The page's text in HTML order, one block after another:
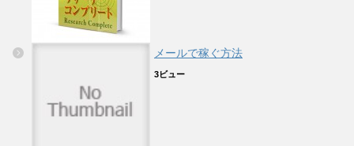
メールで稼ぐ方法
3ビュー